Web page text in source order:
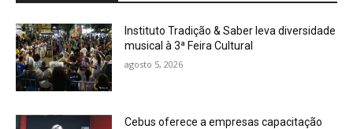
Instituto Tradição & Saber leva diversidade
musical à 3ª Feira Cultural
agosto 5, 2026
Cebus oferece a empresas capacitação